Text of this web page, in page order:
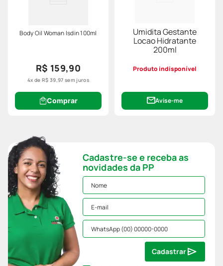
Body Oil Woman Isdin 100ml
R$ 159,90
4x deR$ 39,97 sem juros
Comprar
Umidita Gestante
Locao Hidratante
200ml
Produto indisponível
Avise-me
Cadastre-se e receba as
novidades da PP
Cadastrar